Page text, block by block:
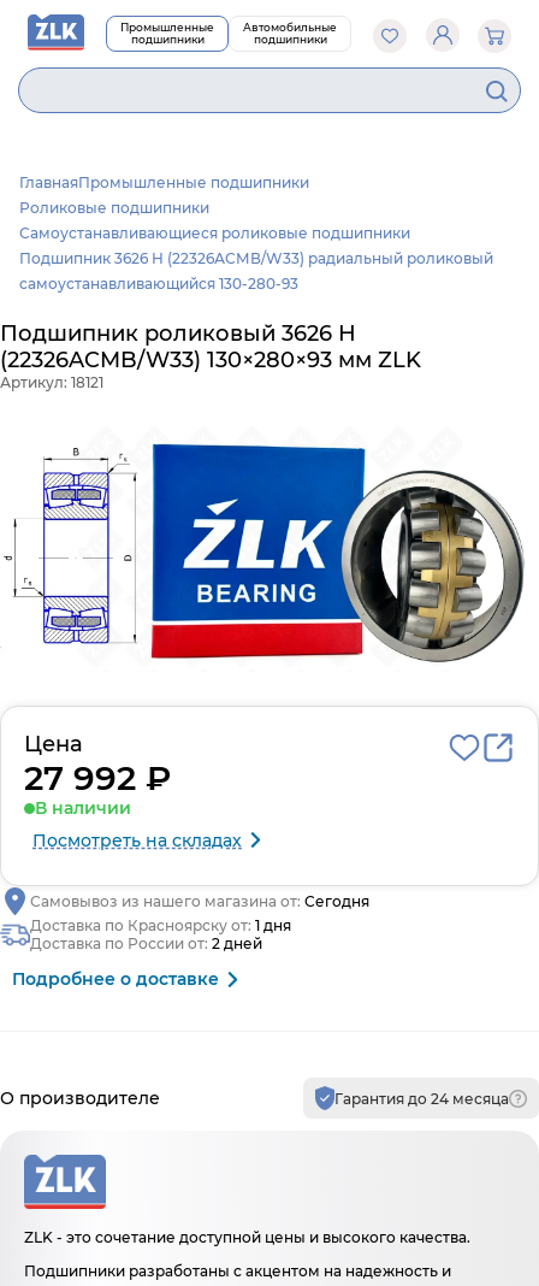
Промышленные
подшипники
Автомобильные
подшипники
ГлавнаяПромышленные подшипники
Роликовые подшипники
Самоустанавливающиеся роликовые подшипники
Подшипник 3626 Н (22326АСМВ/W33) радиальный роликовый
самоустанавливающийся 130-280-93
Подшипник роликовый 3626 Н
(22326ACMB/W33) 130×280×93 мм ZLK
Артикул: 18121
Цена
27 992 ₽
В наличии
Посмотреть на складах
Самовывоз из нашего магазина от: Сегодня
Доставка по Красноярску от: 1 дня
Доставка по России от: 2 дней
Подробнее о доставке
О производителе
Гарантия до 24 месяца
ZLK - это сочетание доступной цены и высокого качества.
Подшипники разработаны с акцентом на надежность и